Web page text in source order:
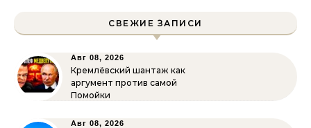
СВЕЖИЕ ЗАПИСИ
Авг 08, 2026
Кремлёвский шантаж как
аргумент против самой
Помойки
Авг 08, 2026